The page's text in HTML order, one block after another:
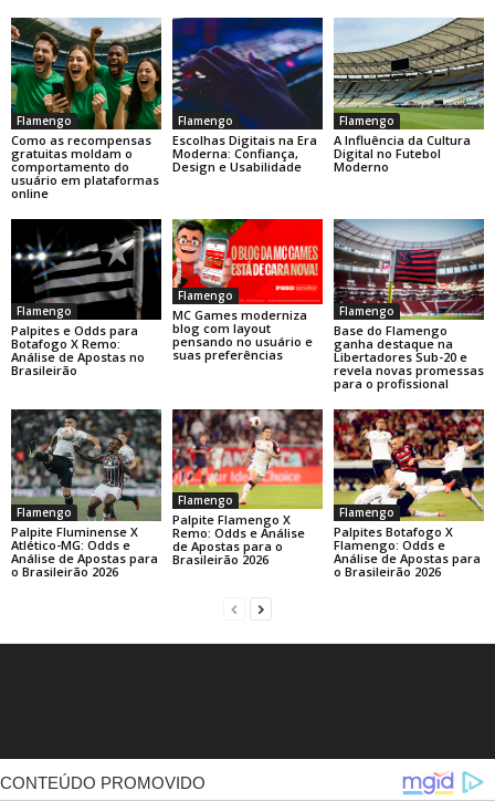
Flamengo
Como as recompensas
gratuitas moldam o
comportamento do
usuário em plataformas
online
Flamengo
Escolhas Digitais na Era
Moderna: Confiança,
Design e Usabilidade
Flamengo
A Influência da Cultura
Digital no Futebol
Moderno
Flamengo
Palpites e Odds para
Botafogo X Remo:
Análise de Apostas no
Brasileirão
Flamengo
MC Games moderniza
blog com layout
pensando no usuário e
suas preferências
Flamengo
Base do Flamengo
ganha destaque na
Libertadores Sub-20 e
revela novas promessas
para o profissional
Flamengo
Palpite Fluminense X
Atlético-MG: Odds e
Análise de Apostas para
o Brasileirão 2026
Flamengo
Palpite Flamengo X
Remo: Odds e Análise
de Apostas para o
Brasileirão 2026
Flamengo
Palpites Botafogo X
Flamengo: Odds e
Análise de Apostas para
o Brasileirão 2026